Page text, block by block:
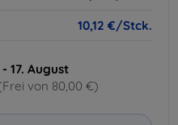
10,12 €/Stck.
17. August
von 80,00 €)